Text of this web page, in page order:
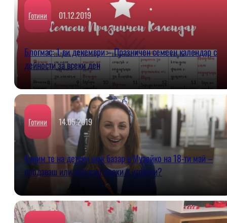
Готини 01.12.2019
Блогмас: 1-ви декември – Празничен семеен календар с
дейности за всеки ден
Готини 14.05.2019
Каним те на детски шик базар в Музейко на 18-ти май –
продаваш или купуваш дрехи и играчки?